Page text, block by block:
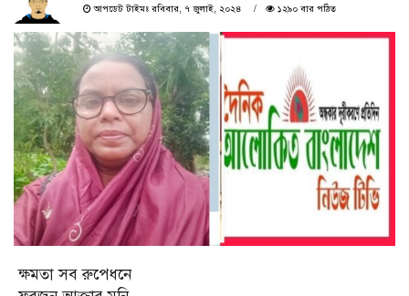
আপডেট টাইমঃ রবিবার, ৭ জুলাই, ২০২৪
১২৯০ বার পঠিত
ক্ষমতা সব রুপেধনে